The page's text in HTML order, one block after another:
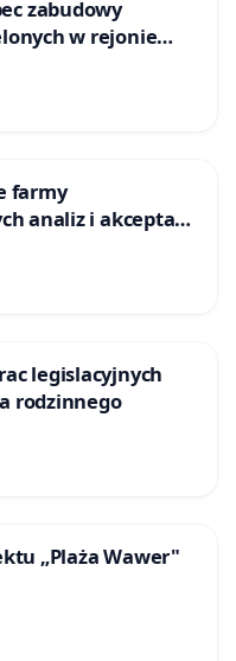
zabudowy
w rejonie
Białej
farmy
analiz i akceptacji
legislacyjnych
rodzinnego
„Plaża Wawer"